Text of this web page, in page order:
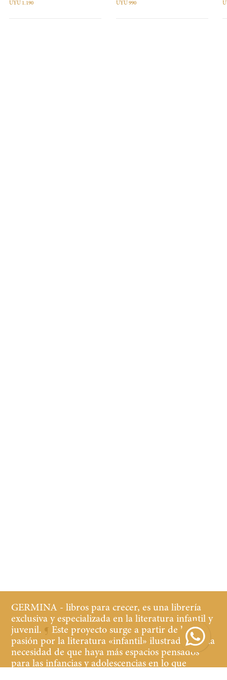
UYU 1.190 UYU 990
GERMINA - libros para crecer, es una librería
exclusiva y especializada en la literatura infantil y
juvenil. ¶Este proyecto surge a partir de la
pasión por la literatura «infantil» ilustrada y de la
necesidad de que haya más espacios pensados
para las infancias y adolescencias en lo que